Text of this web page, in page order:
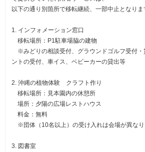
以下の通り別箇所で移転継続、一部中止となりま
1. インフォメーション窓口
移転場所：P1駐車場脇の建物
※みどりの相談受付、グラウンドゴルフ受付・
ントの受付、車イス、ベビーカーの貸出等
2. 沖縄の植物体験 クラフト作り
移転場所：見本園内の休憩所
場所：夕陽の広場レストハウス
料金：無料
※団体（10名以上）の受け入れは会場が異なり
3. 図書室